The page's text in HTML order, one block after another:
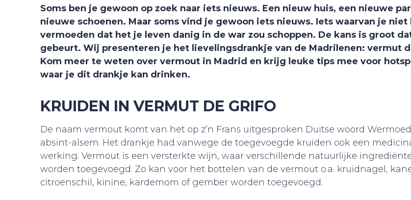
Soms ben je gewoon op zoek naar iets nieuws. Een nieuw huis, een nieuwe
nieuwe schoenen. Maar soms vind je gewoon iets nieuws. Iets waarvan je niet
vermoeden dat het je leven danig in de war zou schoppen. De kans is groot
gebeurt. Wij presenteren je het lievelingsdrankje van de Madrilenen: vermut
Kom meer te weten over vermout in Madrid en krijg leuke tips mee voor
waar je dit drankje kan drinken.
KRUIDEN IN VERMUT DE GRIFO
De naam vermout komt van het op z’n Frans uitgesproken Duitse woord
absint-alsem. Het drankje had vanwege de toegevoegde kruiden ook een
werking. Vermout is een versterkte wijn, waar verschillende natuurlijke
worden toegevoegd. Zo kan voor het bottelen van de vermout o.a. kruidnagel,
citroenschil, kinine, kardemom of gember worden toegevoegd.